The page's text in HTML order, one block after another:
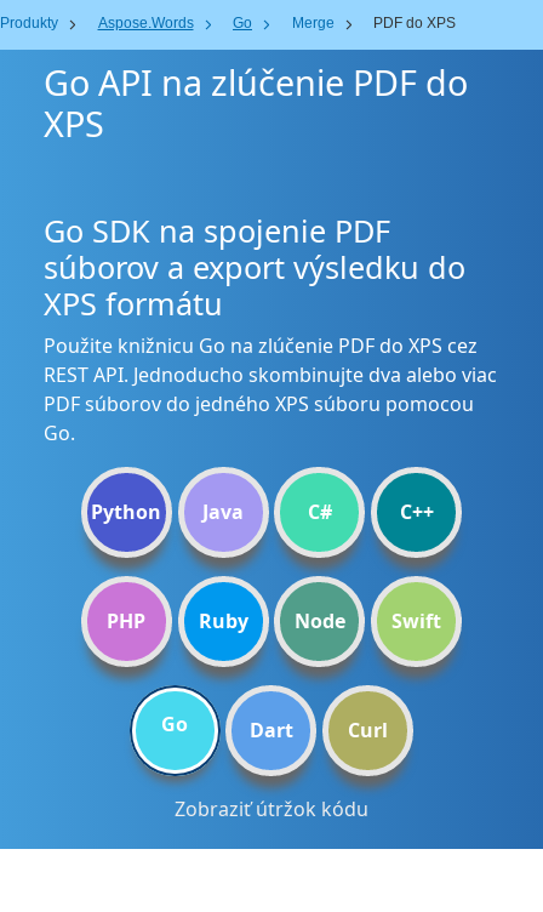
Produkty Aspose.Words Go Merge PDF do XPS
Go API na zlúčenie PDF do
XPS
Go SDK na spojenie PDF
súborov a export výsledku do
XPS formátu
Použite knižnicu Go na zlúčenie PDF do XPS cez
REST API. Jednoducho skombinujte dva alebo viac
PDF súborov do jedného XPS súboru pomocou
Go.
Python Java C# C++
PHP Ruby Node Swift
Go Dart Curl
Zobraziť útržok kódu